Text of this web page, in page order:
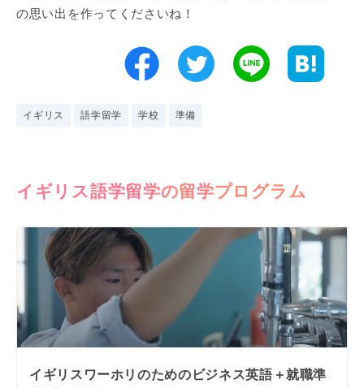
の思い出を作ってくださいね！
イギリス 語学留学 学校 準備
イギリス語学留学の留学プログラム
イギリスワーホリのためのビジネス英語＋就職準